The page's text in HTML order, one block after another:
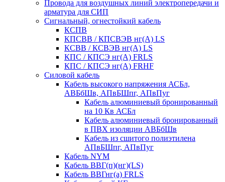
Провода для воздушных линий электропередачи и
арматура для СИП
Сигнальный, огнестойкий кабель
КСПВ
КПСВВ / КПСВЭВ нг(А) LS
КСВВ / КСВЭВ нг(А) LS
КПС / КПСЭ нг(А) FRLS
КПС / КПСЭ нг(А) FRHF
Силовой кабель
Кабель высокого напряжения АСБл,
АВБбШв, АПвБШпг, АПвПуг
Кабель алюминиевый бронированный
на 10 Кв АСБл
Кабель алюминиевый бронированный
в ПВХ изоляции АВБбШв
Кабель из сшитого полиэтилена
АПвБШпг, АПвПуг
Кабель NYM
Кабель ВВГ(п)(нг)(LS)
Кабель ВВГнг(а) FRLS